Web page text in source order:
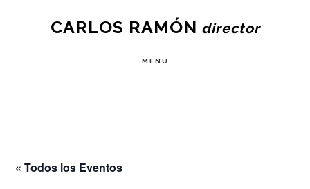
CARLOS RAMÓN
MENU
« Todos los Eventos